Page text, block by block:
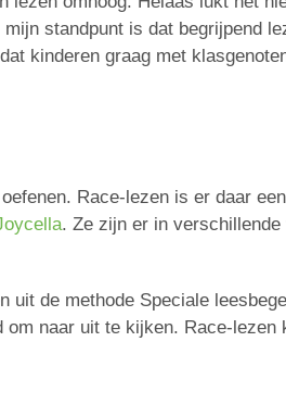
standpunt is dat begrijpend
kinderen graag met
Race-lezen is er daar
. Ze zijn er in verschillende
uit de methode Speciale
naar uit te kijken. Race-lezen